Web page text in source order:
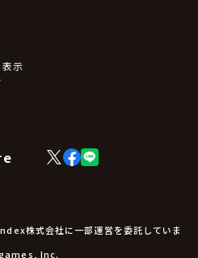
カード
ー
示
X
(Twitter)
Facebook
LINE
株式会社に一部運営を委託していま
Inc.